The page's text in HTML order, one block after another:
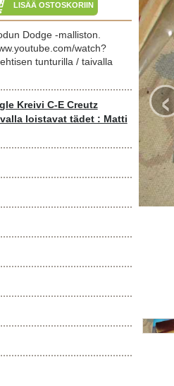
‹
LISÄÄ OSTOSKORIIN
Dodge -malliston.
watch?
tunturilla / taivalla
Kreivi C-E Creutz
loistavat tädet : Matti